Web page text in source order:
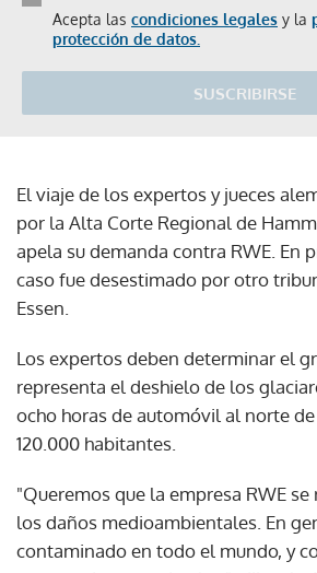
Acepta las condiciones legales y la
protección de datos.
SUSCRIBIRSE
El viaje de los expertos y jueces
por la Alta Corte Regional de
apela su demanda contra RWE. En
caso fue desestimado por otro
Essen.
Los expertos deben determinar el
representa el deshielo de los
ocho horas de automóvil al norte de
120.000 habitantes.
"Queremos que la empresa RWE
los daños medioambientales. En
contaminado en todo el mundo, y